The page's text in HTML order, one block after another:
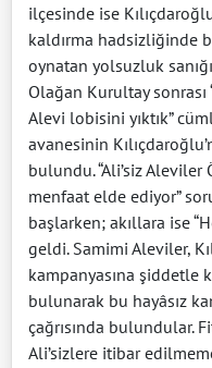
ilçesinde ise
kaldırma hadsizliğinde
oynatan yolsuzluk
Olağan Kurultay sonrası
Alevi lobisini yıktık”
avanesinin
bulundu. “Ali’siz
menfaat elde ediyor”
başlarken; akıllara ise
geldi. Samimi Aleviler,
kampanyasına şiddetle
bulunarak bu hayâsız
çağrısında bulundular.
Ali’sizlere itibar